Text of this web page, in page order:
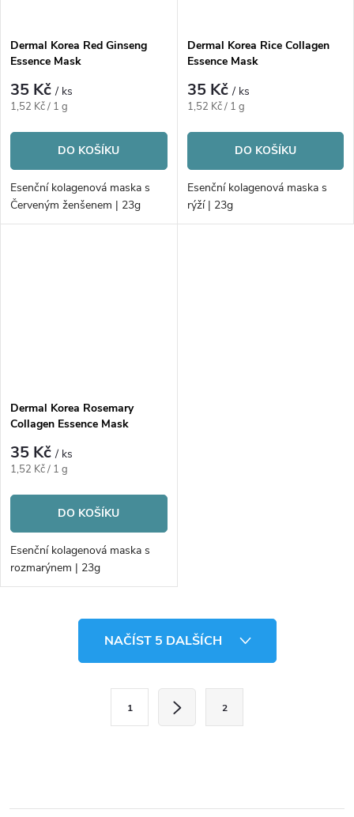
Dermal Korea Red Ginseng
Essence Mask
35 Kč/ ks
Měrná
1,52 Kč / 1 g
DO KOŠÍKU
Esenční kolagenová maska s
Červeným ženšenem | 23g
Dermal Korea Rice Collagen
Essence Mask
35 Kč/ ks
Měrná
1,52 Kč / 1 g
DO KOŠÍKU
Esenční kolagenová maska s
rýží | 23g
Dermal Korea Rosemary
Collagen Essence Mask
35 Kč/ ks
Měrná
1,52 Kč / 1 g
DO KOŠÍKU
Esenční kolagenová maska s
rozmarýnem | 23g
NAČÍST 5 DALŠÍCH
k
1 2